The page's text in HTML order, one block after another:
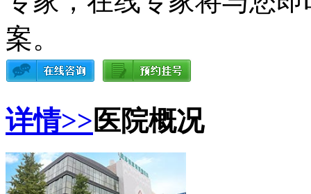
案。
详情>> 医院概况